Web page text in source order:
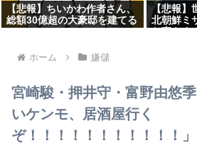
【悲報】ちいかわ作者さん、
総額30億超の大豪邸を建てる
【悲報】
北朝鮮ミ
な事をす
ホーム 嫌儲
宮崎駿・押井守・富野由悠
いケンモ、居酒屋行く
ぞ！！！！！！！！！！！」